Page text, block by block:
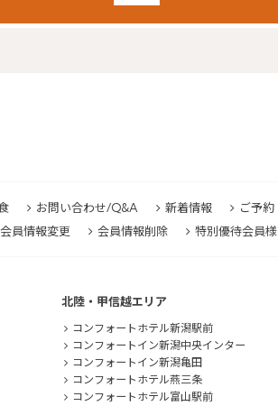
お問い合わせ/Q&A 新着情報
ご予約
会員情報変更 会員情報削除 特別優待会員様
北陸・甲信越エリア
コンフォートホテル新潟駅前
コンフォートイン新潟中央インター
コンフォートイン新潟亀田
コンフォートホテル燕三条
コンフォートホテル富山駅前